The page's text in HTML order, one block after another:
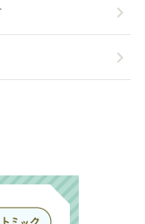
chevron_right
chevron_right